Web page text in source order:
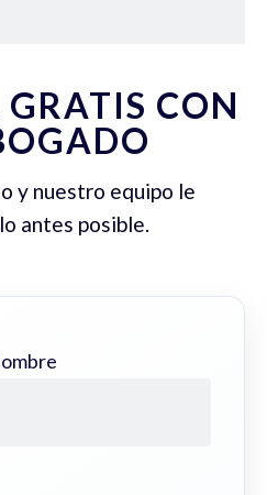
CON
y nuestro equipo le
antes posible.